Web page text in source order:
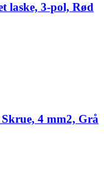
laske, 3-pol, Rød
4 mm2, Grå